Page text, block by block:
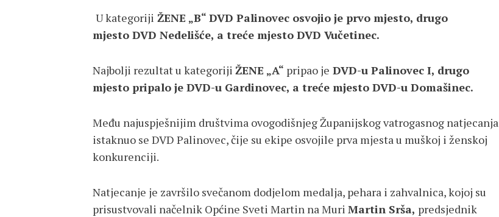
U kategoriji ŽENE „B“ DVD Palinovec osvojio je prvo mjesto, drugo
mjesto DVD Nedelišće, a treće mjesto DVD Vučetinec.
Najbolji rezultat u kategoriji ŽENE „A“ pripao je DVD-u Palinovec I, drugo
mjesto pripalo je DVD-u Gardinovec, a treće mjesto DVD-u Domašinec.
Među najuspješnijim društvima ovogodišnjeg Županijskog vatrogasnog natjecanja
istaknuo se DVD Palinovec, čije su ekipe osvojile prva mjesta u muškoj i ženskoj
konkurenciji.
Natjecanje je završilo svečanom dodjelom medalja, pehara i zahvalnica, kojoj su
prisustvovali načelnik Općine Sveti Martin na Muri Martin Srša, predsjednik